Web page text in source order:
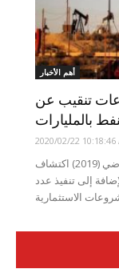
أهم الأخبار
تنقيب عن
بالمليارات
2020/02/22 10:18:46
شهد قطاع البترول في أفريقيا خلال العام الماضي (2019) اكتشاف
إلى تنفيذ عدد